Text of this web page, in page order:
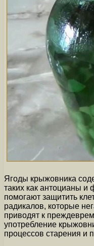
Ягоды крыжовника
таких как антоцианы
помогают защитить
радикалов, которые
приводят к
употребление
процессов старения и